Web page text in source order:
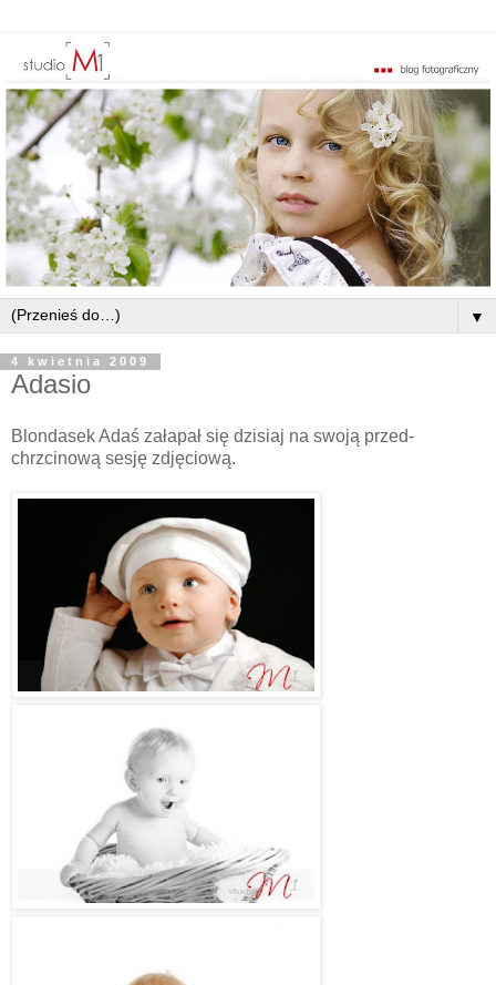
▼
4 kwietnia 2009
Adasio
Blondasek Adaś załapał się dzisiaj na swoją przed-
chrzcinową sesję zdjęciową.